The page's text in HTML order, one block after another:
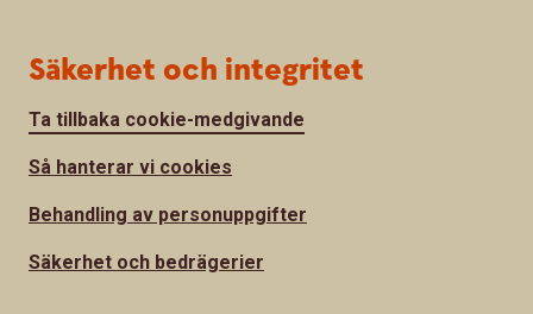
Säkerhet och integritet
Ta tillbaka cookie-medgivande
Så hanterar vi cookies
Behandling av personuppgifter
Säkerhet och bedrägerier